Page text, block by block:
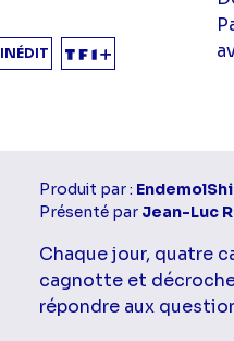
INÉDIT
Produit par :
Présenté par Jean-Luc
Chaque jour, quatre
cagnotte et
répondre aux